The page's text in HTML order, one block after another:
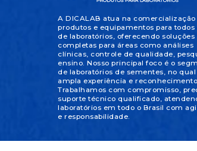
A DICALAB atua na comercialização
produtos e equipamentos para todos
de laboratórios, oferecendo soluções
completas para áreas como análises
clínicas, controle de qualidade,
ensino. Nosso principal foco é o
de laboratórios de sementes, no
ampla experiência e
Trabalhamos com compromisso,
suporte técnico qualificado,
laboratórios em todo o Brasil com
e responsabilidade.